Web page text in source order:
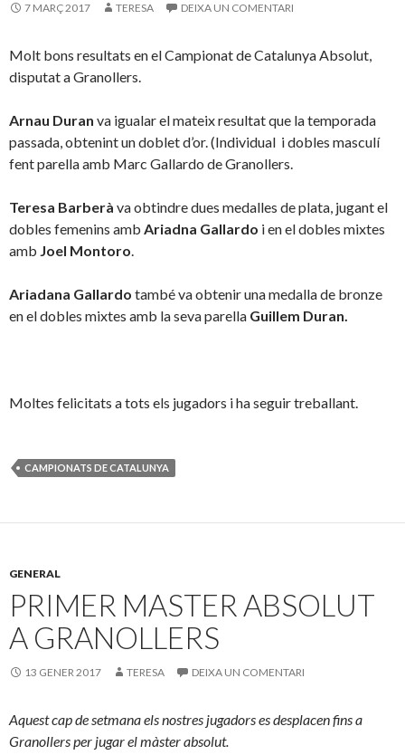
7 MARÇ 2017 TERESA DEIXA UN COMENTARI
Molt bons resultats en el Campionat de Catalunya Absolut,
disputat a Granollers.
Arnau Duran va igualar el mateix resultat que la temporada
passada, obtenint un doblet d’or. (Individual i dobles masculí
fent parella amb Marc Gallardo de Granollers.
Teresa Barberà va obtindre dues medalles de plata, jugant el
dobles femenins amb Ariadna Gallardo i en el dobles mixtes
amb Joel Montoro.
Ariadana Gallardo també va obtenir una medalla de bronze
en el dobles mixtes amb la seva parella Guillem Duran.
Moltes felicitats a tots els jugadors i ha seguir treballant.
CAMPIONATS DE CATALUNYA
GENERAL
PRIMER MASTER ABSOLUT
A GRANOLLERS
13 GENER 2017 TERESA DEIXA UN COMENTARI
Aquest cap de setmana els nostres jugadors es desplacen fins a
Granollers per jugar el màster absolut.